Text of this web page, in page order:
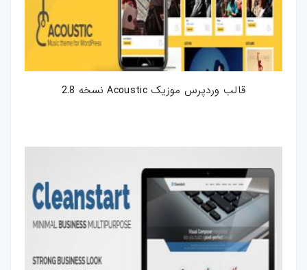
قالب وردپرس موزیک Acoustic نسخه 2.8